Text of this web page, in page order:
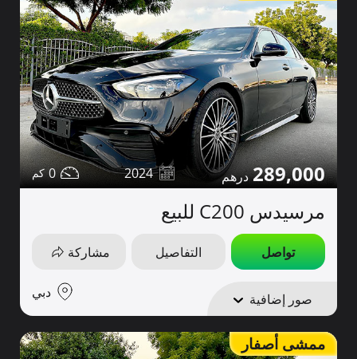
289,000
2024
0
مرسيدس C200 للبيع
تواصل التفاصيل مشاركة
صور إضافية دبي
ممشى أصفار